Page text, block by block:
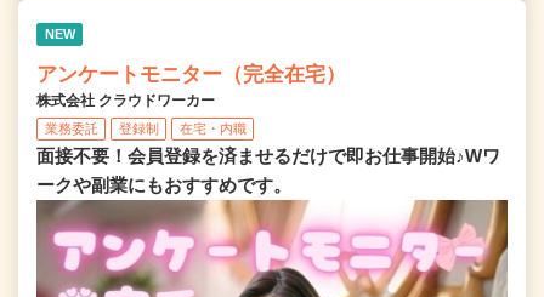
NEW
アンケートモニター（完全在宅）
株式会社 クラウドワーカー
業務委託 登録制 在宅・内職
面接不要！会員登録を済ませるだけで即お仕事開始♪Wワ
ークや副業にもおすすめです。